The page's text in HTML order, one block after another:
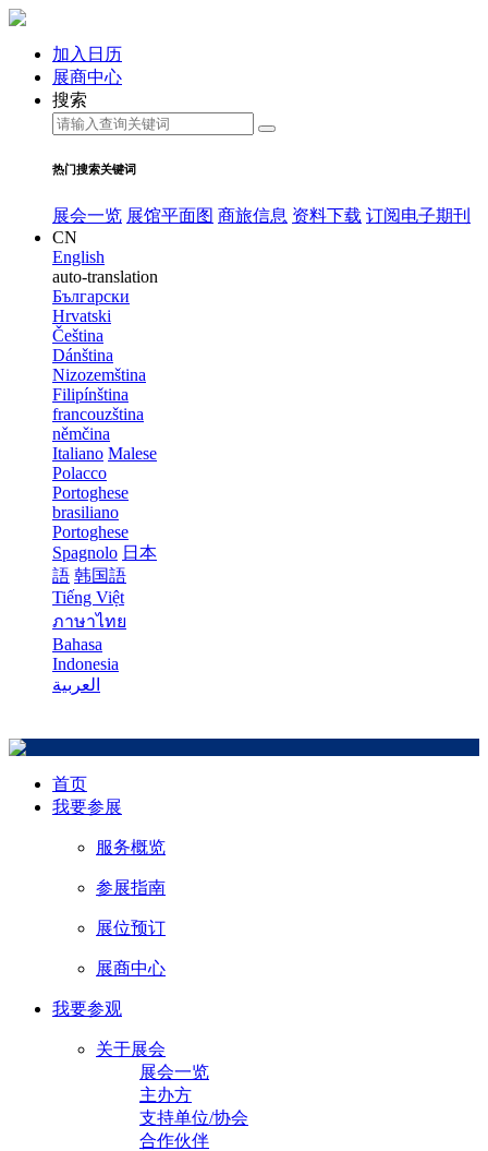
加入日历
展商中心
搜索
热门搜索关键词
展会一览 展馆平面图 商旅信息 资料下载 订阅电子期刊
CN
English
auto-translation
Български
Hrvatski
Čeština
Dánština
Nizozemština
Filipínština
francouzština
němčina
Italiano Malese
Polacco
Portoghese
brasiliano
Portoghese
Spagnolo 日本
語 韩国語
Tiếng Việt
ภาษาไทย
Bahasa
Indonesia
العربية
首页
我要参展
服务概览
参展指南
展位预订
展商中心
我要参观
关于展会
展会一览
主办方
支持单位/协会
合作伙伴